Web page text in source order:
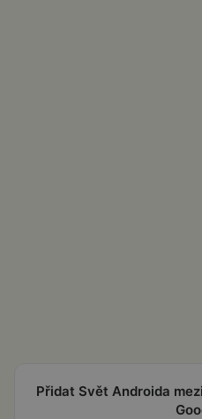
Přidat Svět Androida